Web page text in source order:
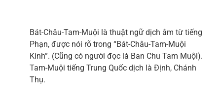
Bát-Châu-Tam-Muội là thuật ngữ dịch âm từ tiếng
Phạn, được nói rõ trong “Bát-Châu-Tam-Muội
Kinh”. (Cũng có người đọc là Ban Chu Tam Muội).
Tam-Muội tiếng Trung Quốc dịch là Định, Chánh
Thụ.